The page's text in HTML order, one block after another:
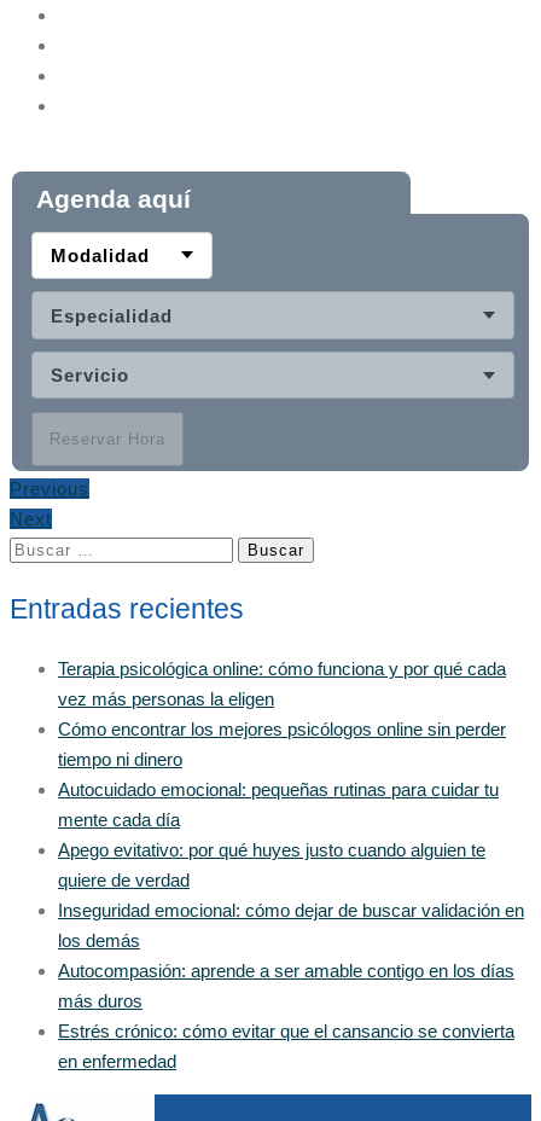
Agenda aquí
Modalidad
Especialidad
Servicio
Reservar Hora
Previous
Next
Buscar:
Entradas recientes
Terapia psicológica online: cómo funciona y por qué cada
vez más personas la eligen
Cómo encontrar los mejores psicólogos online sin perder
tiempo ni dinero
Autocuidado emocional: pequeñas rutinas para cuidar tu
mente cada día
Apego evitativo: por qué huyes justo cuando alguien te
quiere de verdad
Inseguridad emocional: cómo dejar de buscar validación en
los demás
Autocompasión: aprende a ser amable contigo en los días
más duros
Estrés crónico: cómo evitar que el cansancio se convierta
en enfermedad